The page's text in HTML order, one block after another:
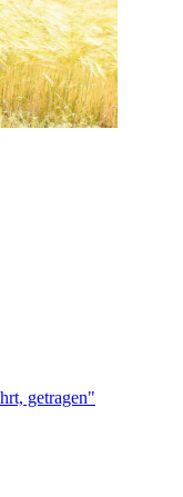
getragen"